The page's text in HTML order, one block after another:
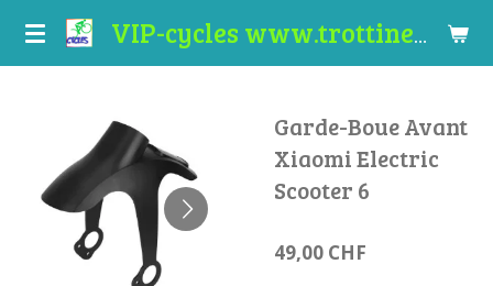
Passer
VIP-cycles www.trottinettes-valais.ch
Garde-Boue Avant
Xiaomi Electric
Scooter 6
49,00 CHF